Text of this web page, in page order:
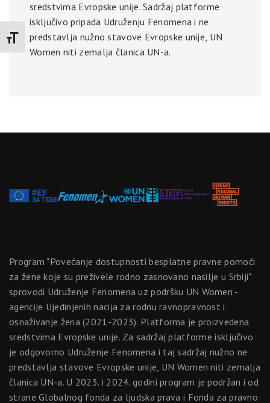
Promenite veličinu slova
sredstvima Evropske unije. Sadržaj platforme
isključivo pripada Udruženju Fenomena i ne
predstavlja nužno stavove Evropske unije, UN
Women niti zemalja članica UN-a.
Program "Povećanje dostupnosti besplatne pravne pomoći
za žene koje su preživele rodno zasnovano nasilje u Srbiji"
sprovodi Udruženje Fenomena uz podršku UN Women -
agencije Ujedinjenih nacija za rodnu ravnopravnost i
osnaživanje žena (2021-2023). Platforma je proizvedena
sredstvima Evropske unije. Za sadržaj platforme isključivo
je odgovorno Udruženje Fenomena i taj sadržaj nužno ne
predstavlja stavove Evropske unije, UN Women niti zemalja
članica UN-a. U 2023. i 2024. godini program je podržan i od
strane Globalnog fonda za ljudska prava i Fonda za pravno